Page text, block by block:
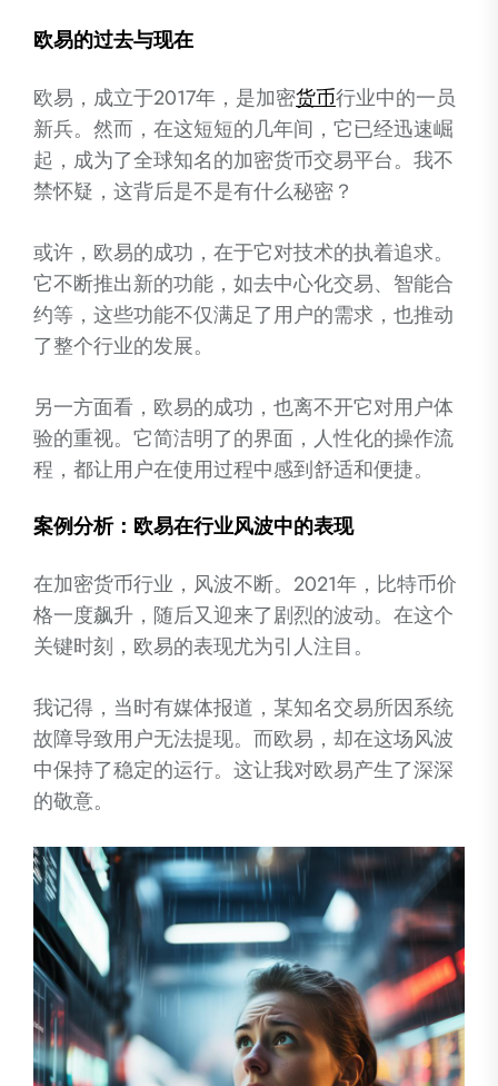
欧易的过去与现在
欧易，成立于2017年，是加密货币行业中的一员
新兵。然而，在这短短的几年间，它已经迅速崛
起，成为了全球知名的加密货币交易平台。我不
禁怀疑，这背后是不是有什么秘密？
或许，欧易的成功，在于它对技术的执着追求。
它不断推出新的功能，如去中心化交易、智能合
约等，这些功能不仅满足了用户的需求，也推动
了整个行业的发展。
另一方面看，欧易的成功，也离不开它对用户体
验的重视。它简洁明了的界面，人性化的操作流
程，都让用户在使用过程中感到舒适和便捷。
案例分析：欧易在行业风波中的表现
在加密货币行业，风波不断。2021年，比特币价
格一度飙升，随后又迎来了剧烈的波动。在这个
关键时刻，欧易的表现尤为引人注目。
我记得，当时有媒体报道，某知名交易所因系统
故障导致用户无法提现。而欧易，却在这场风波
中保持了稳定的运行。这让我对欧易产生了深深
的敬意。